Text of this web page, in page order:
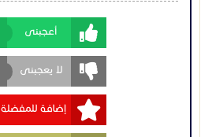
أعجبنى
لا يعجبنى
إضافة للمفضلة